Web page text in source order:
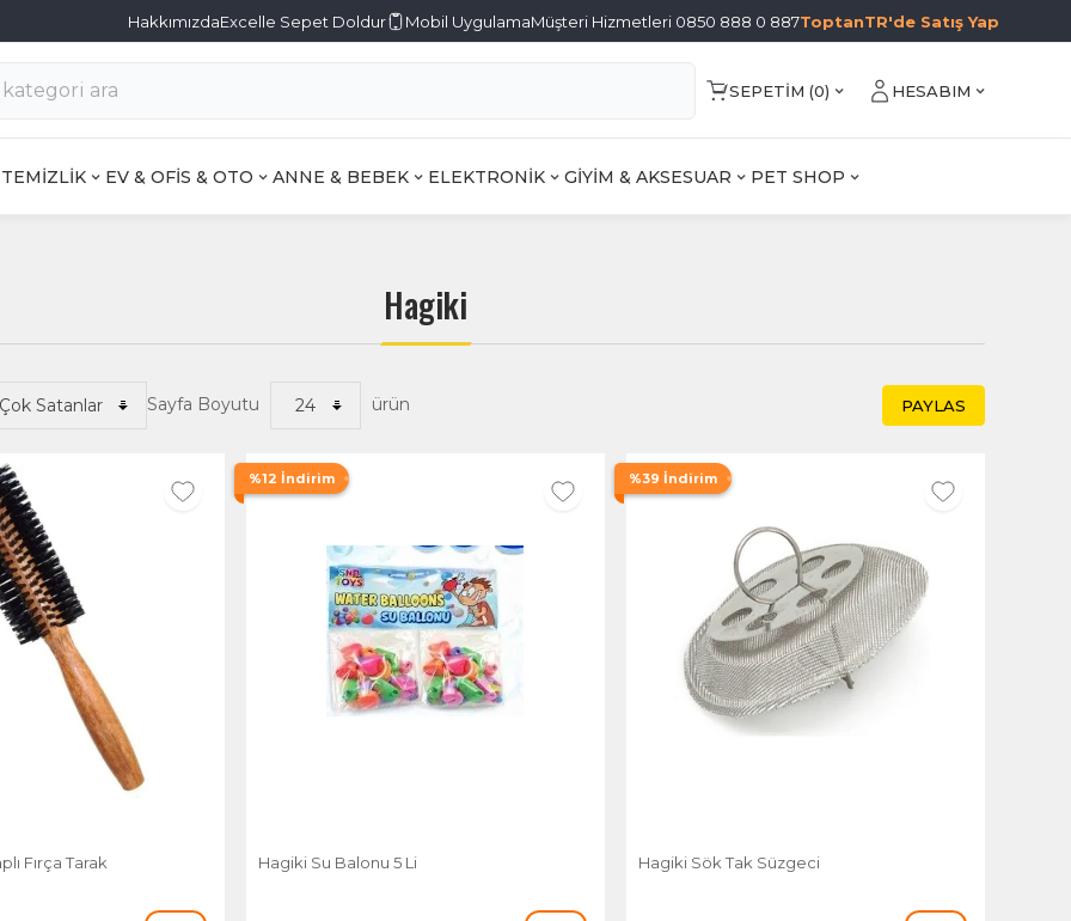
HakkımızdaExcelle Sepet Doldur Mobil UygulamaMüşteri Hizmetleri 0850 888 0 887ToptanTR'de Satış Yap
SEPETIM (0) HESABIM
TEMİZLİK EV & OFİS & OTO ANNE & BEBEK ELEKTRONİK GİYİM & AKSESUAR PET SHOP
Hagiki
Sayfa Boyutu ürün PAYLAS
Fırça Tarak
%12 İndirim
Hagiki Su Balonu 5 Li
%39 İndirim
Hagiki Sök Tak Süzgeci